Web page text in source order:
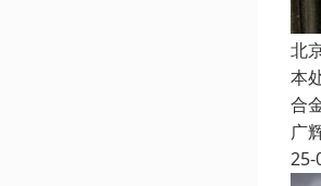
北
本
合
广
25-